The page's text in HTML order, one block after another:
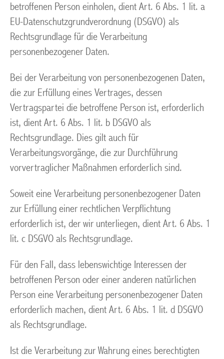
betroffenen Person einholen, dient Art. 6 Abs. 1 lit. a
EU-Datenschutzgrundverordnung (DSGVO) als
Rechtsgrundlage für die Verarbeitung
personenbezogener Daten.
Bei der Verarbeitung von personenbezogenen Daten,
die zur Erfüllung eines Vertrages, dessen
Vertragspartei die betroffene Person ist, erforderlich
ist, dient Art. 6 Abs. 1 lit. b DSGVO als
Rechtsgrundlage. Dies gilt auch für
Verarbeitungsvorgänge, die zur Durchführung
vorvertraglicher Maßnahmen erforderlich sind.
Soweit eine Verarbeitung personenbezogener Daten
zur Erfüllung einer rechtlichen Verpflichtung
erforderlich ist, der wir unterliegen, dient Art. 6 Abs. 1
lit. c DSGVO als Rechtsgrundlage.
Für den Fall, dass lebenswichtige Interessen der
betroffenen Person oder einer anderen natürlichen
Person eine Verarbeitung personenbezogener Daten
erforderlich machen, dient Art. 6 Abs. 1 lit. d DSGVO
als Rechtsgrundlage.
Ist die Verarbeitung zur Wahrung eines berechtigten